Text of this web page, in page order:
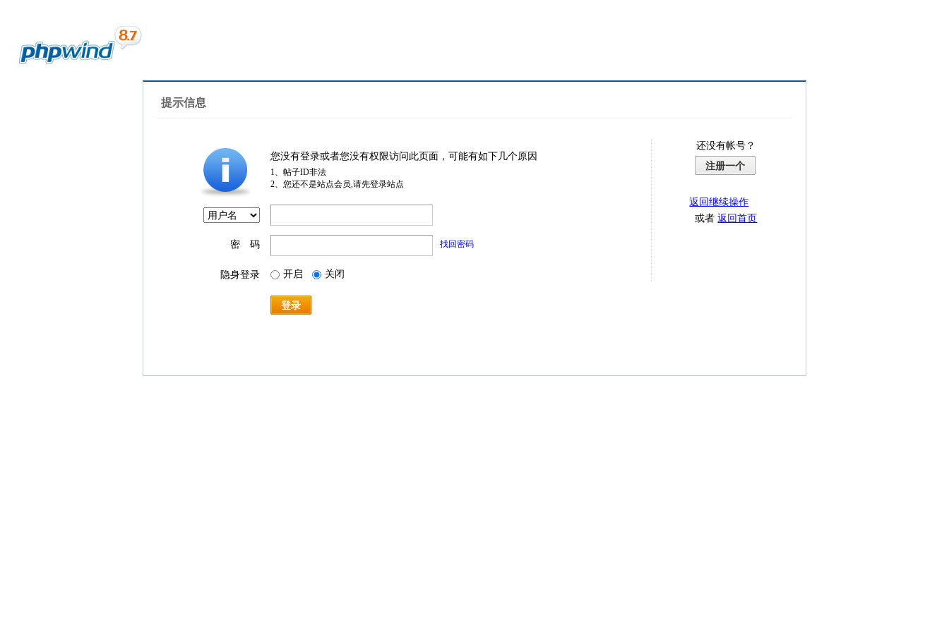
提示信息
您没有登录或者您没有权限访问此页面，可能有如下几个原因
1、帖子ID非法
2、您还不是站点会员,请先登录站点
密 码 找回密码
隐身登录 开启 关闭
登录
还没有帐号？
注册一个
返回继续操作
或者返回首页